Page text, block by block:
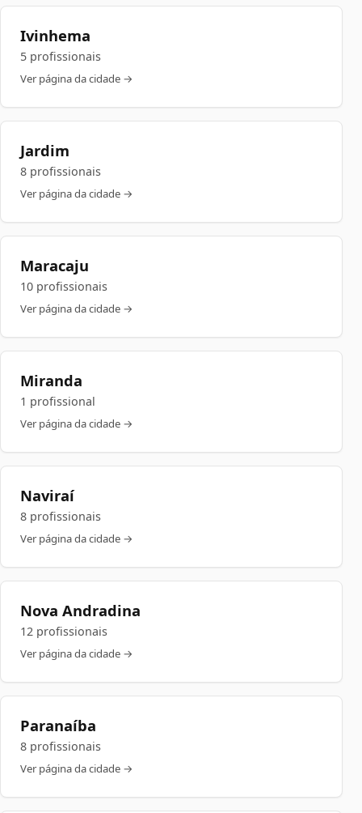
Ivinhema
5 profissionais
Ver página da cidade →
Jardim
8 profissionais
Ver página da cidade →
Maracaju
10 profissionais
Ver página da cidade →
Miranda
1 profissional
Ver página da cidade →
Naviraí
8 profissionais
Ver página da cidade →
Nova Andradina
12 profissionais
Ver página da cidade →
Paranaíba
8 profissionais
Ver página da cidade →